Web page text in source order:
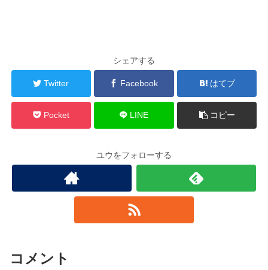
シェアする
Twitter Facebook はてブ
Pocket LINE コピー
ユウをフォローする
コメント